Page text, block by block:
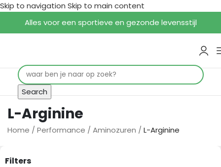
Skip to navigation Skip to main content
Alles voor een sportieve en gezonde levensstijl
Search
L-Arginine
Home / Performance / Aminozuren / L-Arginine
Filters